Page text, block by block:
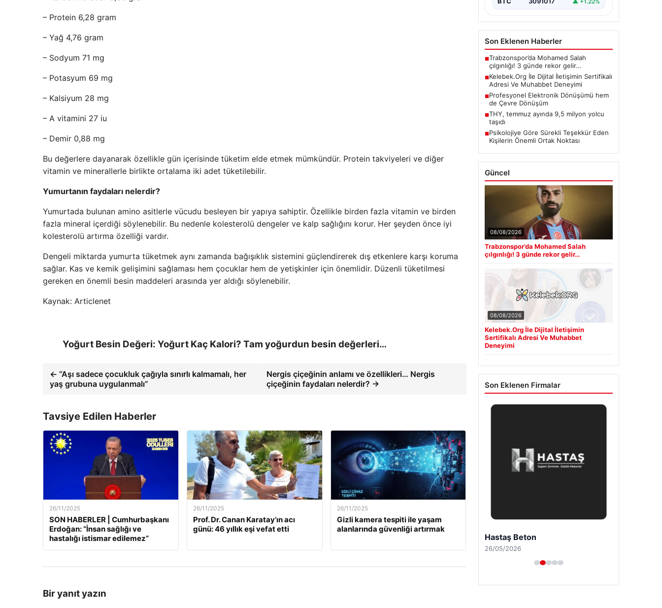
– Protein 6,28 gram
– Yağ 4,76 gram
– Sodyum 71 mg
– Potasyum 69 mg
– Kalsiyum 28 mg
– A vitamini 27 iu
– Demir 0,88 mg
Bu değerlere dayanarak özellikle gün içerisinde tüketim elde etmek mümkündür. Protein takviyeleri ve diğer
vitamin ve minerallerle birlikte ortalama iki adet tüketilebilir.
Yumurtanın faydaları nelerdir?
Yumurtada bulunan amino asitlerle vücudu besleyen bir yapıya sahiptir. Özellikle birden fazla vitamin ve birden
fazla mineral içerdiği söylenebilir. Bu nedenle kolesterolü dengeler ve kalp sağlığını korur. Her şeyden önce iyi
kolesterolü artırma özelliği vardır.
Dengeli miktarda yumurta tüketmek aynı zamanda bağışıklık sistemini güçlendirerek dış etkenlere karşı koruma
sağlar. Kas ve kemik gelişimini sağlaması hem çocuklar hem de yetişkinler için önemlidir. Düzenli tüketilmesi
gereken en önemli besin maddeleri arasında yer aldığı söylenebilir.
Kaynak: Articlenet
Yoğurt Besin Değeri: Yoğurt Kaç Kalori? Tam yoğurdun besin değerleri…
← “Aşı sadece çocukluk çağıyla sınırlı kalmamalı, her
yaş grubuna uygulanmalı”
Nergis çiçeğinin anlamı ve özellikleri… Nergis
çiçeğinin faydaları nelerdir? →
Tavsiye Edilen Haberler
26/11/2025
SON HABERLER | Cumhurbaşkanı
Erdoğan: “İnsan sağlığı ve
hastalığı istismar edilemez”
26/11/2025
Prof. Dr. Canan Karatay’ın acı
günü: 46 yıllık eşi vefat etti
26/11/2025
Gizli kamera tespiti ile yaşam
alanlarında güvenliği artırmak
Bir yanıt yazın
Son Eklenen Haberler
■Trabzonspor’da Mohamed Salah
çılgınlığı! 3 günde rekor gelir…
■Kelebek.Org İle Dijital İletişimin Sertifikalı
Adresi Ve Muhabbet Deneyimi
■Profesyonel Elektronik Dönüşümü hem
de Çevre Dönüşüm
■THY, temmuz ayında 9,5 milyon yolcu
taşıdı
■Psikolojiye Göre Sürekli Teşekkür Eden
Kişilerin Önemli Ortak Noktası
Güncel
08/08/2026
Trabzonspor’da Mohamed Salah
çılgınlığı! 3 günde rekor gelir…
08/08/2026
Kelebek.Org İle Dijital İletişimin
Sertifikalı Adresi Ve Muhabbet
Deneyimi
Son Eklenen Firmalar
Hastaş Beton
26/05/2026